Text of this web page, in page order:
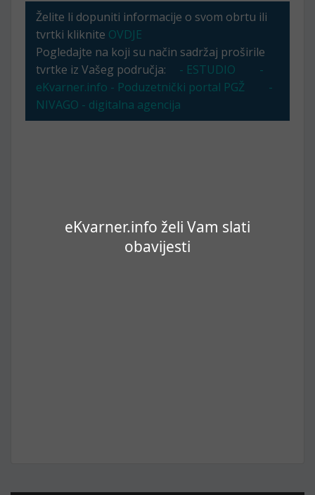
eKvarner.info želi Vam slati
obavijesti
Želite li dopuniti informacije o svom obrtu ili
tvrtki kliknite OVDJE
Pogledajte na koji su način sadržaj proširile
tvrtke iz Vašeg područja:
- ESTUDIO
-
eKvarner.info - Poduzetnički portal PGŽ
-
NIVAGO - digitalna agencija